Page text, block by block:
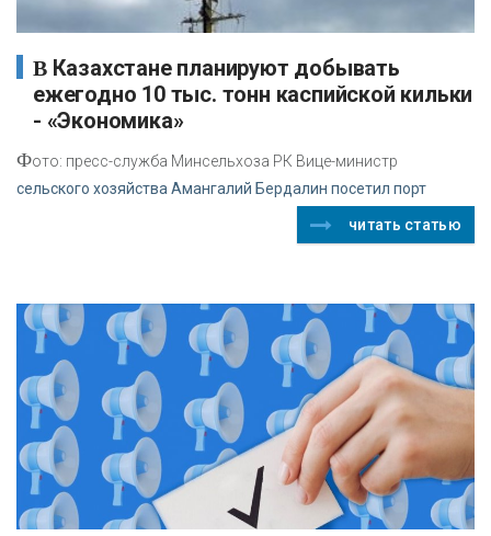
В Казахстане планируют добывать
ежегодно 10 тыс. тонн каспийской кильки
- «Экономика»
Фото: пресс-служба Минсельхоза РК Вице-министр
сельского хозяйства Амангалий Бердалин посетил порт
читать статью